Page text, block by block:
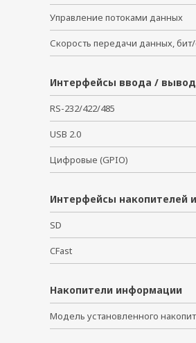
Управление потоками данных
Скорость передачи данных,
Интерфейсы ввода /
RS-232/422/485
USB 2.0
Цифровые (GPIO)
Интерфейсы накопителей
SD
CFast
Накопители информации
Модель установленного